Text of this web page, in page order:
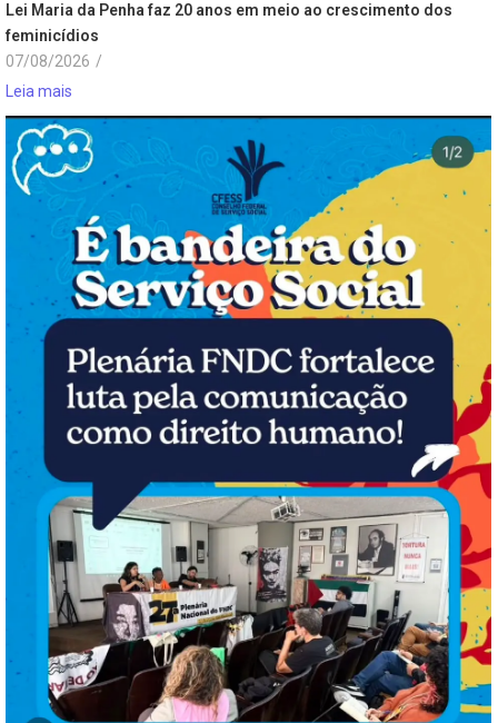
Lei Maria da Penha faz 20 anos em meio ao crescimento dos
feminicídios
07/08/2026 /
Leia mais